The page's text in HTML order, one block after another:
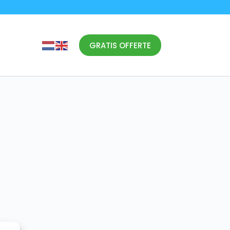
GRATIS OFFERTE